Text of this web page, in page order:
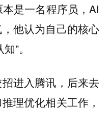
是一名程序员，AI
他认为自己的核心
”。
进入腾讯，后来去
理优化相关工作，